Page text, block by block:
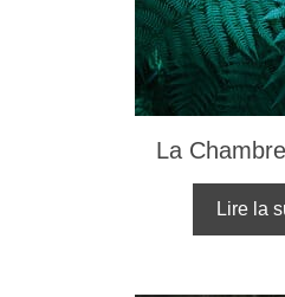
La
Lire la